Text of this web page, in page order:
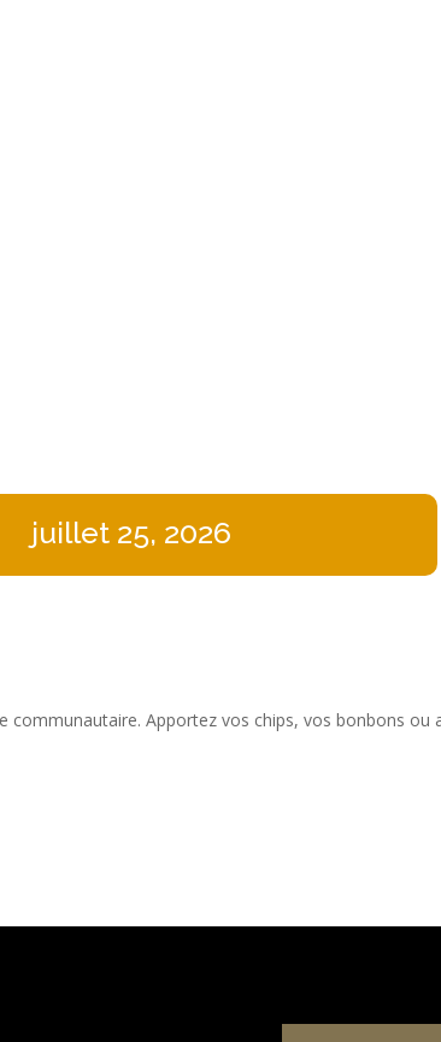
juillet 25, 2026
communautaire. Apportez vos chips, vos bonbons